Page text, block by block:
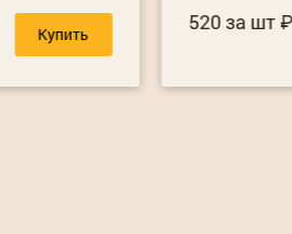
Купить 520 за шт